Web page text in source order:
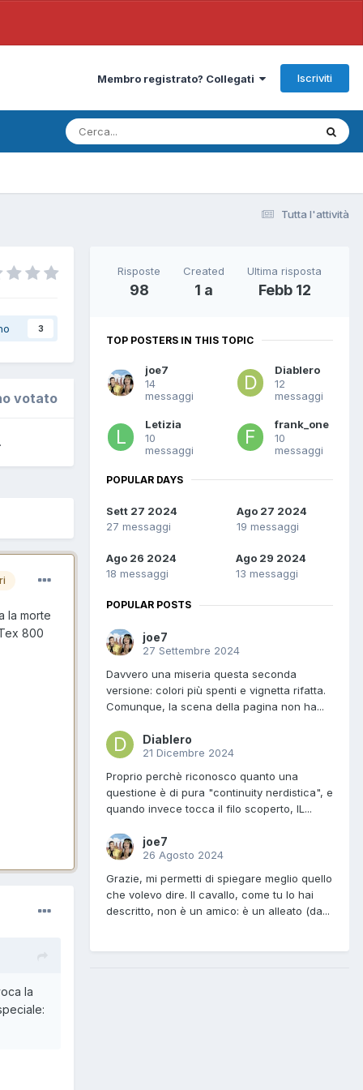
Membro registrato? Collegati Iscriviti
Tutta l'attività
3
votato
la morte
800
la
Risposte
98
Created
1 a
Ultima risposta
Febb 12
TOP POSTERS IN THIS TOPIC
joe7
14
messaggi
Diablero
12
messaggi
Letizia
10
messaggi
frank_one
10
messaggi
POPULAR DAYS
Sett 27 2024
27 messaggi
Ago 27 2024
19 messaggi
Ago 26 2024
18 messaggi
Ago 29 2024
13 messaggi
POPULAR POSTS
joe7
27 Settembre 2024
Davvero una miseria questa seconda
versione: colori più spenti e vignetta rifatta.
Comunque, la scena della pagina non ha...
Diablero
21 Dicembre 2024
Proprio perchè riconosco quanto una
questione è di pura "continuity nerdistica", e
quando invece tocca il filo scoperto, IL...
joe7
26 Agosto 2024
Grazie, mi permetti di spiegare meglio quello
che volevo dire. Il cavallo, come tu lo hai
descritto, non è un amico: è un alleato (da...